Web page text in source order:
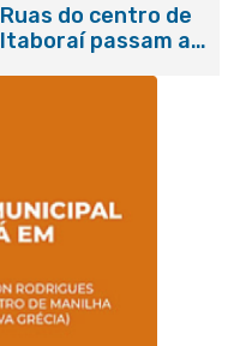
Ruas do centro de
Itaboraí passam a